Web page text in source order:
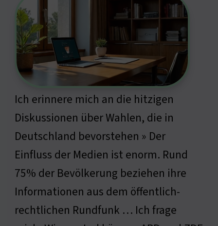
Ich erinnere mich an die hitzigen
Diskussionen über Wahlen, die in
Deutschland bevorstehen » Der
Einfluss der Medien ist enorm. Rund
75% der Bevölkerung beziehen ihre
Informationen aus dem öffentlich-
rechtlichen Rundfunk … Ich frage